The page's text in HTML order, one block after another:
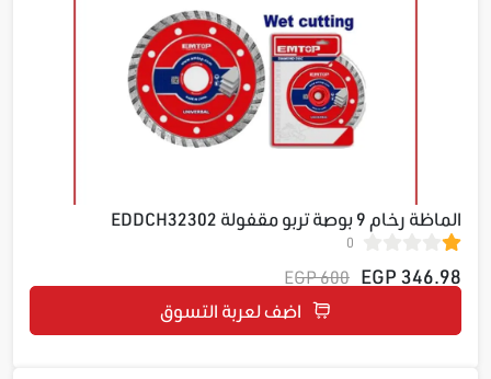
الماظة رخام 9 بوصة تربو مقفولة EDDCH32302
0
346.98 EGP
600 EGP
اضف لعربة التسوق